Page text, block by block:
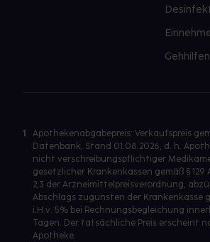
1
Apothekenabgabepreis: Verkaufspreis
Datenbank, Stand 01.08.2026, d. h.
nicht verschreibungspflichtiger
gesetzlicher Krankenkassen gemäß § 129
2,3 der Arzneimittelpreisverordnung,
Abschlags zugunsten der Krankenkasse
i.H.v. 5% bei Rechnungsbegleichung
Tagen. Der tatsächliche Preis erscheint
Apotheke.